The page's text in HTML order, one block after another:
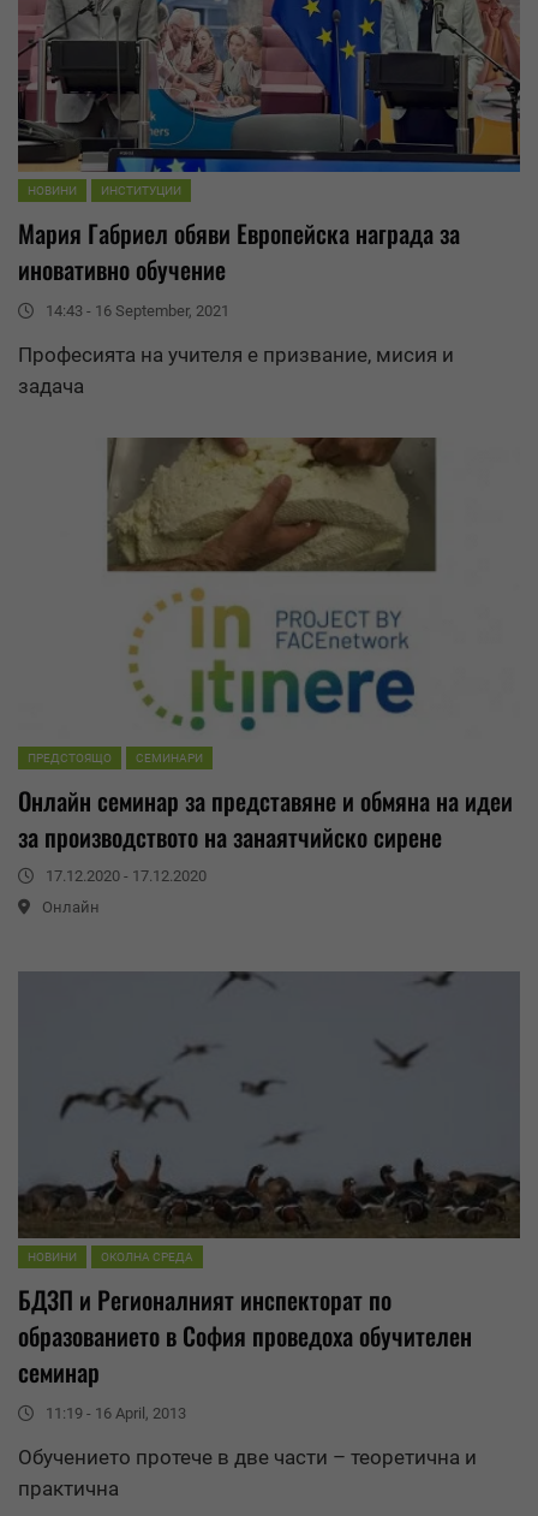
НОВИНИ ИНСТИТУЦИИ
Мария Габриел обяви Европейска награда за
иновативно обучение
14:43 - 16 September, 2021
Професията на учителя е призвание, мисия и
задача
ПРЕДСТОЯЩО СЕМИНАРИ
Oнлайн семинар за представяне и обмяна на идеи
за производството на занаятчийско сирене
17.12.2020 - 17.12.2020
Oнлайн
НОВИНИ ОКОЛНА СРЕДА
БДЗП и Регионалният инспекторат по
образованието в София проведоха обучителен
семинар
11:19 - 16 April, 2013
Обучението протече в две части – теоретична и
практична